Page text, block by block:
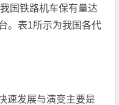
国铁路机车保有量达
。表1所示为我国各代
发展与演变主要是